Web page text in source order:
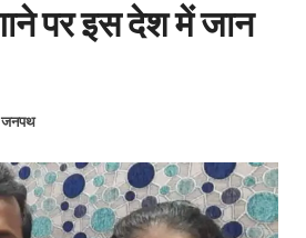
पर इस देश में जान
जनपथ